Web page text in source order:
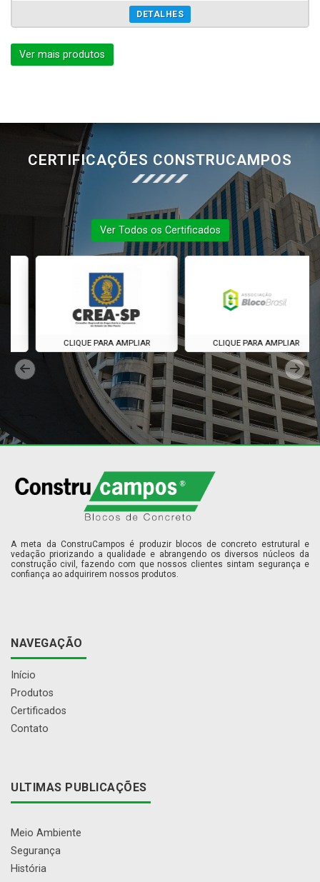
DETALHES
Ver mais produtos
CERTIFICAÇÕES CONSTRUCAMPOS
Ver Todos os Certificados
CLIQUE PARA AMPLIAR CLIQUE PARA AMPLIAR
A meta da ConstruCampos é produzir blocos de concreto estrutural e
vedação priorizando a qualidade e abrangendo os diversos núcleos da
construção civil, fazendo com que nossos clientes sintam segurança e
confiança ao adquirirem nossos produtos.
NAVEGAÇÃO
Início
Produtos
Certificados
Contato
ULTIMAS PUBLICAÇÕES
Meio Ambiente
Segurança
História